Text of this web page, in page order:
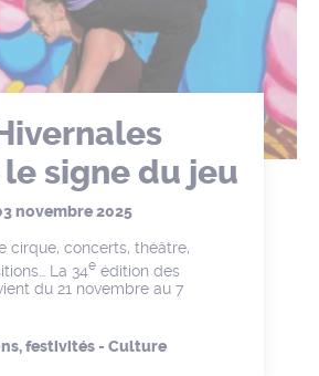
le signe du jeu
novembre 2025
cirque, concerts, théâtre,
La 34e édition des
du 21 novembre au 7
festivités - Culture